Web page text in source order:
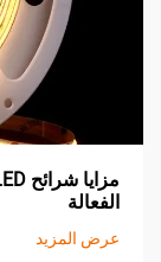
الفعالة
عرض المزيد